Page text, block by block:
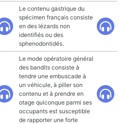
Le contenu gastrique du
spécimen français consiste
en des lézards non
identifiés ou des
sphenodontidés.
Le mode opératoire général
des bandits consiste à
tendre une embuscade à
un véhicule, à piller son
contenu et à prendre en
otage quiconque parmi ses
occupants est susceptible
de rapporter une forte